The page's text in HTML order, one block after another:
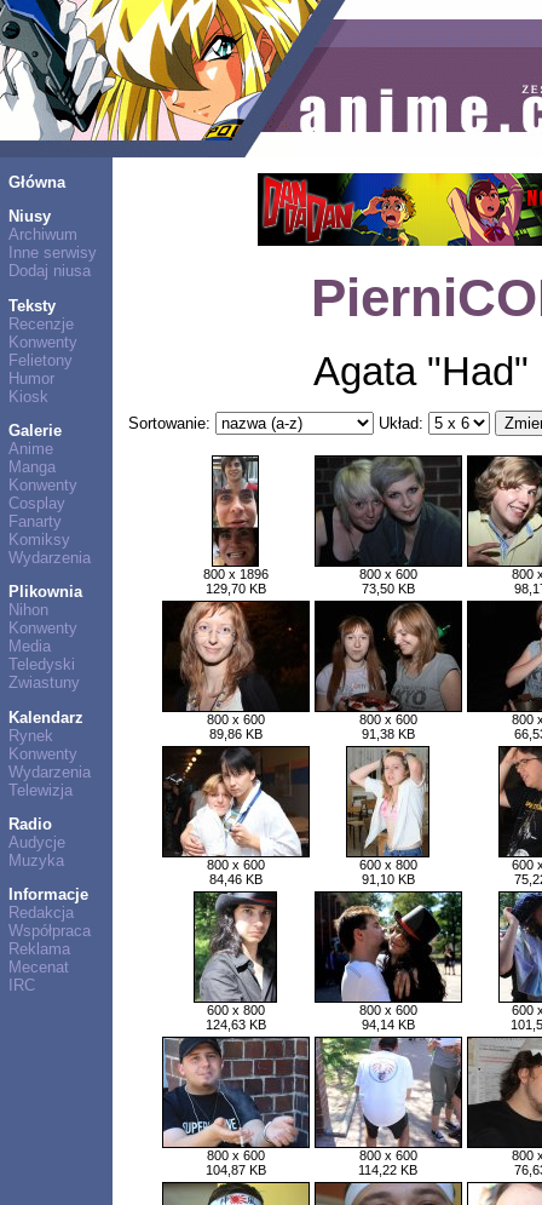
Główna
Niusy
Archiwum
Inne serwisy
Dodaj niusa
Teksty
Recenzje
Konwenty
Felietony
Humor
Kiosk
Galerie
Anime
Manga
Konwenty
Cosplay
Fanarty
Komiksy
Wydarzenia
Plikownia
Nihon
Konwenty
Media
Teledyski
Zwiastuny
Kalendarz
Rynek
Konwenty
Wydarzenia
Telewizja
Radio
Audycje
Muzyka
Informacje
Redakcja
Współpraca
Reklama
Mecenat
IRC
Agata
Sortowanie: Układ:
800 x 1896
129,70 KB
800 x 600
73,50 KB
800
800 x 600
89,86 KB
800 x 600
91,38 KB
800
800 x 600
84,46 KB
600 x 800
91,10 KB
600
600 x 800
124,63 KB
800 x 600
94,14 KB
600
800 x 600
104,87 KB
800 x 600
114,22 KB
800